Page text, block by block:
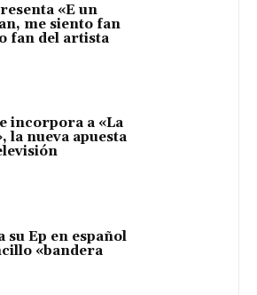
«E un
me siento fan
fan del artista
incorpora a «La
la nueva apuesta
su Ep en español
«bandera